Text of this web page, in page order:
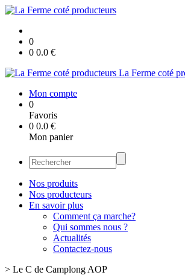
0
0 0.0 €
La Ferme coté
Mon compte
0
Favoris
0 0.0 €
Mon panier
Nos produits
Nos producteurs
En savoir plus
Comment ça marche?
Qui sommes nous ?
Actualités
Contactez-nous
> Le C de Camplong AOP